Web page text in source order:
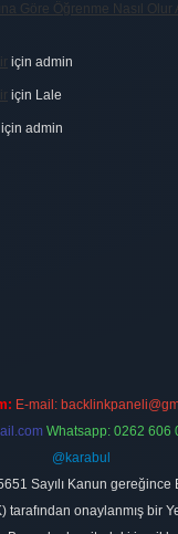
Göre Öğrenme Nasıl Olur
için admin
için Lale
için admin
E-mail:
Whatsapp: 0262 606
@karabul
Sayılı Kanun
tarafından onaylanmış bir